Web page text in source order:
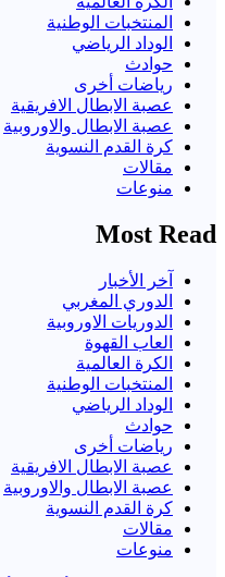
المنتخبات الوطنية
الوداد الرياضي
حوادث
رياضات أخرى
عصبة الابطال الافريقية
عصبة الابطال والاوروبية
كرة القدم النسوية
مقالات
منوعات
Most Read
آخر الأخبار
الدوري المغربي
الدوريات الاوروبية
العاب القهوة
الكرة العالمية
المنتخبات الوطنية
الوداد الرياضي
حوادث
رياضات أخرى
عصبة الابطال الافريقية
عصبة الابطال والاوروبية
كرة القدم النسوية
مقالات
منوعات